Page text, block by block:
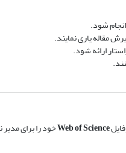
شود.
مقاله یاری نمایند.
ارائه شود.
Web of Scienceخود را برای